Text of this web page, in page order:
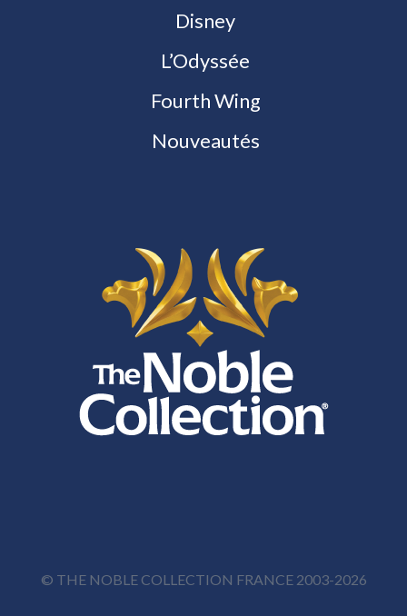
Disney
L’Odyssée
Fourth Wing
Nouveautés
© THE NOBLE COLLECTION FRANCE 2003-2026